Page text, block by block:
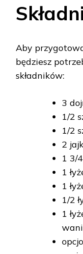
Aby
będziesz
składników:
3
1/2
1/2
2
1 3/
1
1
1/2
1